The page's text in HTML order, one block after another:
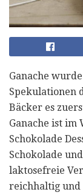
Ganache
Spekulationen
Bäcker es
Ganache ist im
Schokolade
Schokolade
laktosefreie
reichhaltig und